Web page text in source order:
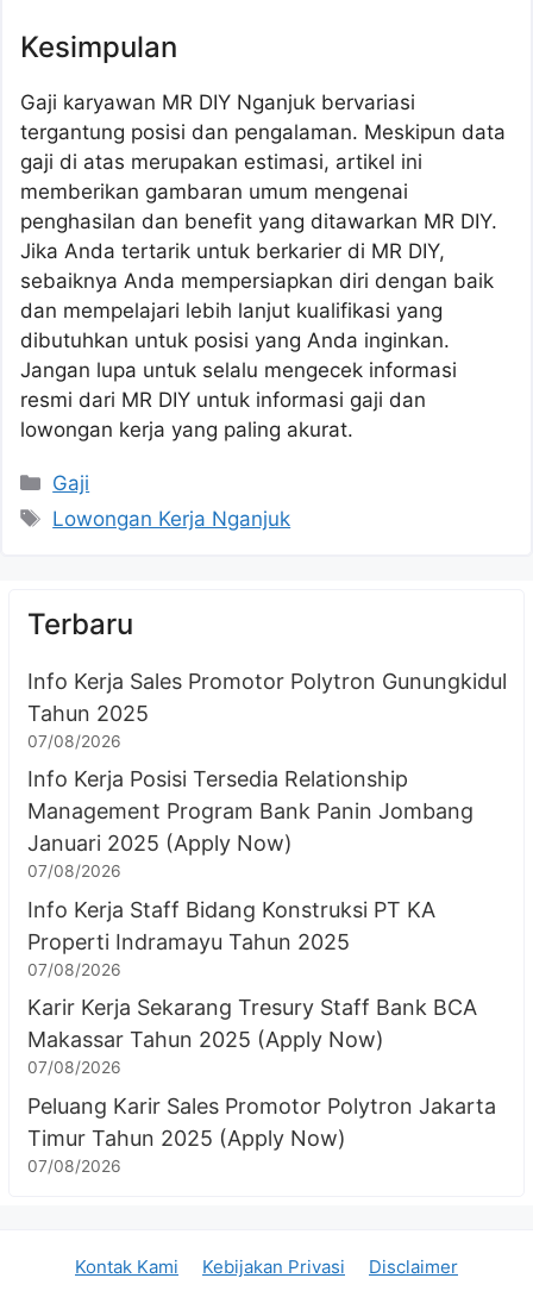
Kesimpulan
Gaji karyawan MR DIY Nganjuk bervariasi
tergantung posisi dan pengalaman. Meskipun data
gaji di atas merupakan estimasi, artikel ini
memberikan gambaran umum mengenai
penghasilan dan benefit yang ditawarkan MR DIY.
Jika Anda tertarik untuk berkarier di MR DIY,
sebaiknya Anda mempersiapkan diri dengan baik
dan mempelajari lebih lanjut kualifikasi yang
dibutuhkan untuk posisi yang Anda inginkan.
Jangan lupa untuk selalu mengecek informasi
resmi dari MR DIY untuk informasi gaji dan
lowongan kerja yang paling akurat.
Kategori
Gaji
Tag
Lowongan Kerja Nganjuk
Terbaru
Info Kerja Sales Promotor Polytron Gunungkidul
Tahun 2025
07/08/2026
Info Kerja Posisi Tersedia Relationship
Management Program Bank Panin Jombang
Januari 2025 (Apply Now)
07/08/2026
Info Kerja Staff Bidang Konstruksi PT KA
Properti Indramayu Tahun 2025
07/08/2026
Karir Kerja Sekarang Tresury Staff Bank BCA
Makassar Tahun 2025 (Apply Now)
07/08/2026
Peluang Karir Sales Promotor Polytron Jakarta
Timur Tahun 2025 (Apply Now)
07/08/2026
Kontak Kami Kebijakan Privasi
Disclaimer